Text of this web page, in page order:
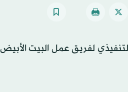
لفريق عمل البيت